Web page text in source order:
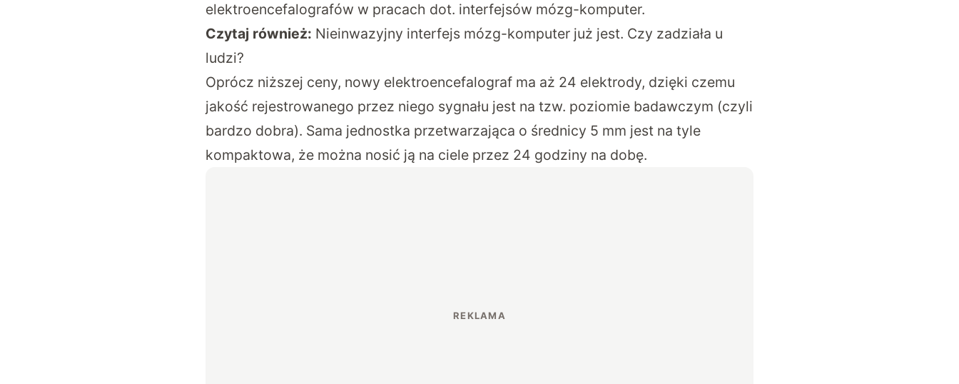
elektroencefalografów w pracach dot. interfejsów mózg-komputer.
Czytaj również: Nieinwazyjny interfejs mózg-komputer już jest. Czy zadziała u
ludzi?
Oprócz niższej ceny, nowy elektroencefalograf ma aż 24 elektrody, dzięki czemu
jakość rejestrowanego przez niego sygnału jest na tzw. poziomie badawczym (czyli
bardzo dobra). Sama jednostka przetwarzająca o średnicy 5 mm jest na tyle
kompaktowa, że można nosić ją na ciele przez 24 godziny na dobę.